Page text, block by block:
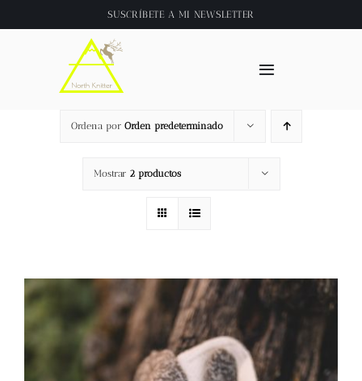
al
SUSCRÍBETE A MI NEWSLETTER
Toggle
Inicio
About
Tienda
Videos
Blog
Ordena por Orden predeterminado
Mostrar 2 productos